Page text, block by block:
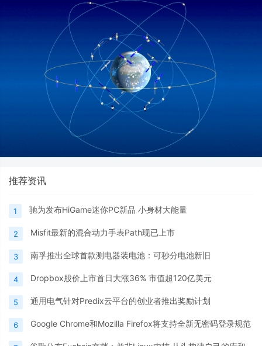
推荐资讯
1 驰为发布HiGame迷你PC新品 小身材大能量
2 Misfit最新的混合动力手表Path现已上市
3 南孚推出全球首款测电器装电池：可秒分电池新旧
4 Dropbox股价上市首日大涨36% 市值超120亿美元
5 通用电气针对Predix云平台的创业者推出奖励计划
6 Google Chrome和Mozilla Firefox将支持全新无密码登录规范